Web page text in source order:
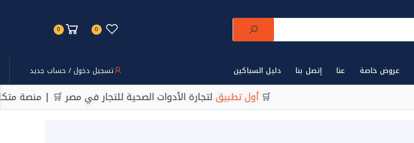
0
0
عروض خاصة عنا إتصل بنا دليل السباكين تسجيل دخول / حساب جديد
أول تطبيقلتجارة الأدوات الصحية للتجار في مصر 🛒 | منصة متكاملة